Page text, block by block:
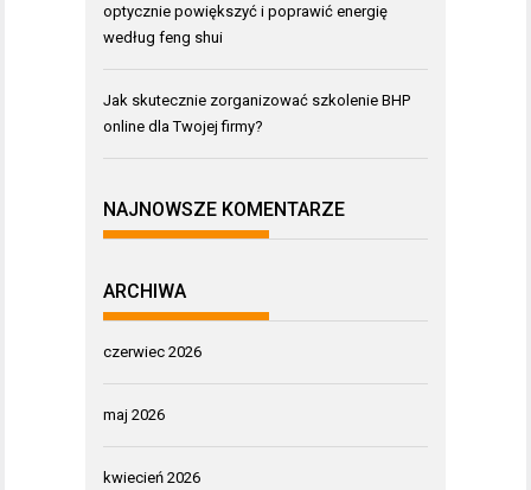
optycznie powiększyć i poprawić energię
według feng shui
Jak skutecznie zorganizować szkolenie BHP
online dla Twojej firmy?
NAJNOWSZE KOMENTARZE
ARCHIWA
czerwiec 2026
maj 2026
kwiecień 2026